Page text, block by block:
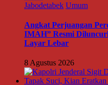
Jabodetabek Umum
Angkat Perjuangan
IMAH” Resmi
Layar Lebar
8 Agustus 2026